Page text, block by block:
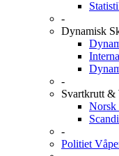
-
Dynamisk
-
Svartkrutt &
Norsk
-
Politiet